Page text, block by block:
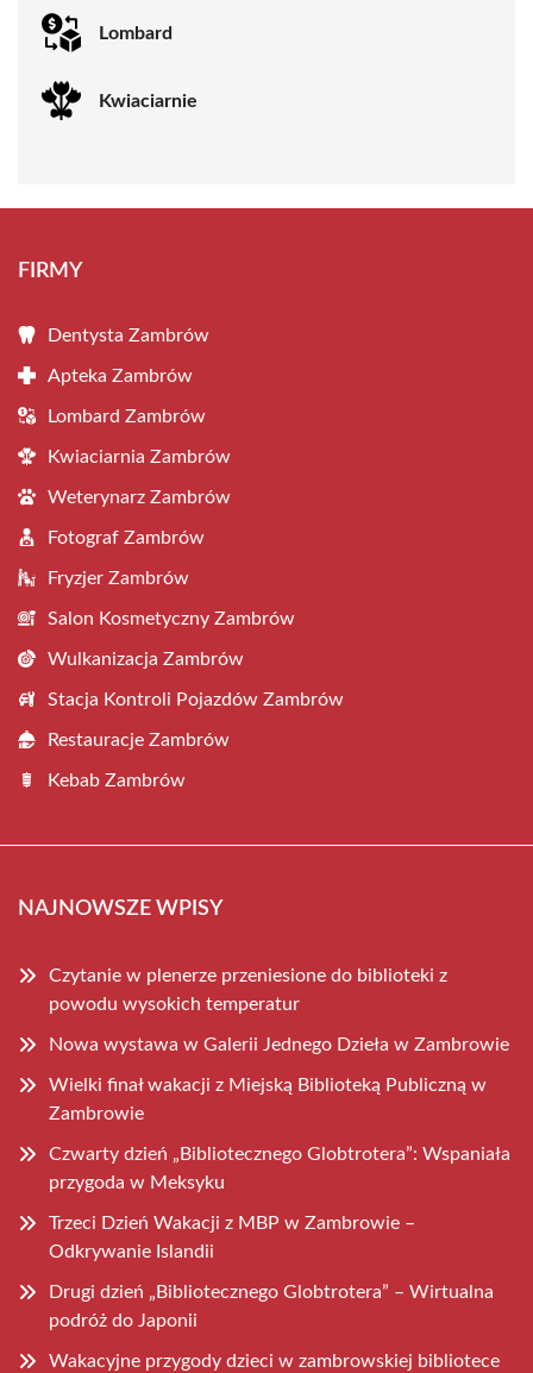
Lombard
Kwiaciarnie
FIRMY
Dentysta Zambrów
Apteka Zambrów
Lombard Zambrów
Kwiaciarnia Zambrów
Weterynarz Zambrów
Fotograf Zambrów
Fryzjer Zambrów
Salon Kosmetyczny Zambrów
Wulkanizacja Zambrów
Stacja Kontroli Pojazdów Zambrów
Restauracje Zambrów
Kebab Zambrów
NAJNOWSZE WPISY
Czytanie w plenerze przeniesione do biblioteki z
powodu wysokich temperatur
Nowa wystawa w Galerii Jednego Dzieła w Zambrowie
Wielki finał wakacji z Miejską Biblioteką Publiczną w
Zambrowie
Czwarty dzień „Bibliotecznego Globtrotera”: Wspaniała
przygoda w Meksyku
Trzeci Dzień Wakacji z MBP w Zambrowie –
Odkrywanie Islandii
Drugi dzień „Bibliotecznego Globtrotera” – Wirtualna
podróż do Japonii
Wakacyjne przygody dzieci w zambrowskiej bibliotece